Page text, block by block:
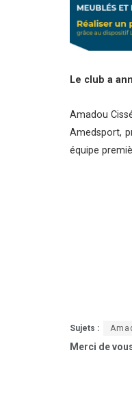
Le club a
Amadou
Amedsport,
équipe
Sujets :
Merci de